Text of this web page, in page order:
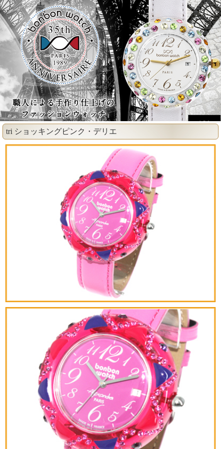
tri ショッキングピンク・デリエ